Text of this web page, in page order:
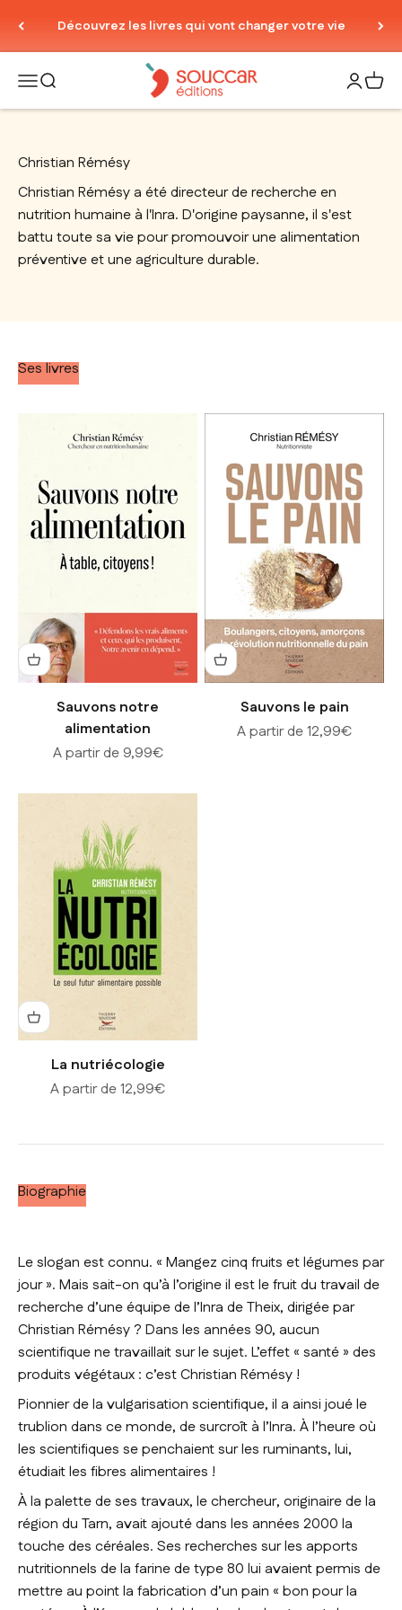
Découvrez les livres qui vont changer votre vie
Ouvrir la navigation
Ouvrir la rechercheThierry Souccar Editions Ouvrir
Voir
Christian Rémésy
Christian Rémésy a été directeur de recherche en
nutrition humaine à l'Inra. D'origine paysanne, il s'est
battu toute sa vie pour promouvoir une alimentation
préventive et une agriculture durable.
Ses livres
Sauvons notre
alimentation
Prix de vente
A partir de 9,99€
Sauvons le pain
Prix de vente
A partir de 12,99€
La nutriécologie
Prix de vente
A partir de 12,99€
Biographie
Le slogan est connu. « Mangez cinq fruits et légumes par
jour». Mais sait­-on qu’à l’origine il est le fruit du travail de
recherche d’une équipe de l’Inra de Theix, dirigée par
Christian Rémésy ? Dans les années 90, aucun
scientifique ne travaillait sur le sujet. L’effet « santé » des
produits végétaux : c’est Christian Rémésy !
Pionnier de la vulgarisation scientifique, il a ainsi joué le
trublion dans ce monde, de surcroît à l’Inra. À l’heure où
les scientifiques se penchaient sur les ruminants, lui,
étudiait les fibres alimentaires !
À la palette de ses travaux, le chercheur, originaire de la
région du Tarn, avait ajouté dans les années 2000 la
touche des céréales. Ses recherches sur les apports
nutritionnels de la farine de type 80 lui avaient permis de
mettre au point la fabrication d’un pain « bon pour la